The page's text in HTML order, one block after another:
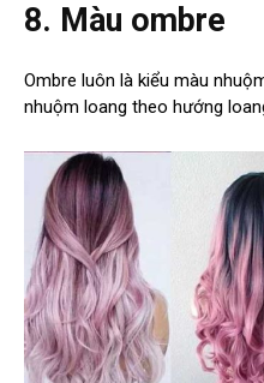
8. Màu ombre
Ombre luôn là kiểu màu
nhuộm loang theo hướng